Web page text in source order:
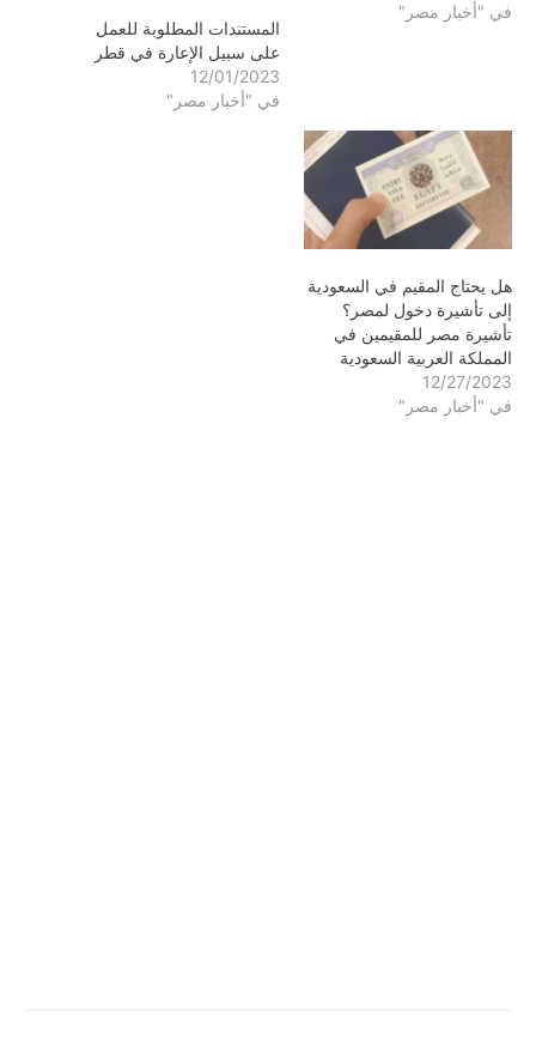
في "أخبار مصر"
المستندات المطلوبة للعمل
على سبيل الإعارة في قطر
12/01/2023
في "أخبار مصر"
هل يحتاج المقيم في السعودية
إلى تأشيرة دخول لمصر؟
تأشيرة مصر للمقيمين في
المملكة العربية السعودية
12/27/2023
في "أخبار مصر"